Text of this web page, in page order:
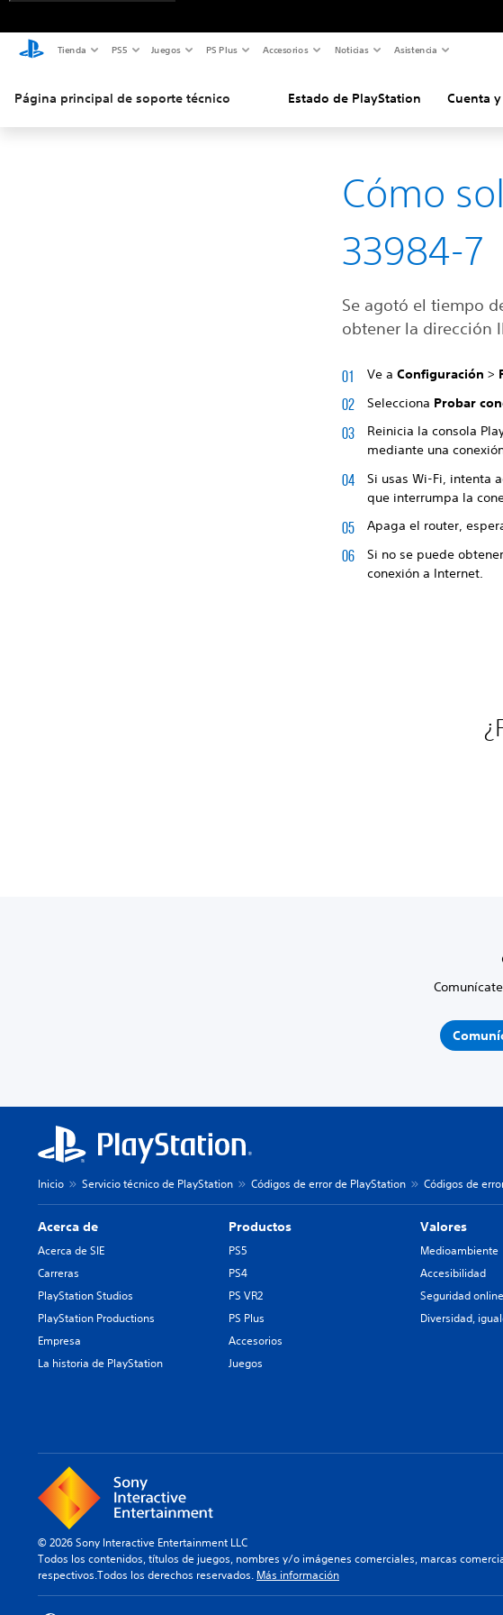
Tienda PS5 Juegos PS Plus Accesorios Noticias Asistencia
Página principal de soporte técnico Estado de PlayStation Cuenta
Cómo
33984-7
Se agotó el tiempo
obtener la dirección
Ve aConfiguración >
Selecciona Probar
Reinicia la consola
mediante una
Si usas Wi-Fi, intenta
que interrumpa la
Apaga el router,
Si no se puede
conexión a Internet.
Inicio Servicio técnico de PlayStation Códigos de error de PlayStation Códigos de
Acerca de
Acerca de SIE
Carreras
PlayStation Studios
PlayStation Productions
Empresa
La historia de PlayStation
Productos
PS5
PS4
PS VR2
PS Plus
Accesorios
Juegos
Valores
Medioambiente
Accesibilidad
Seguridad online
Diversidad,
© 2026 Sony Interactive Entertainment LLC
Todos los contenidos, títulos de juegos, nombres y/o imágenes comerciales, marcas
respectivos.Todos los derechos reservados. Más información